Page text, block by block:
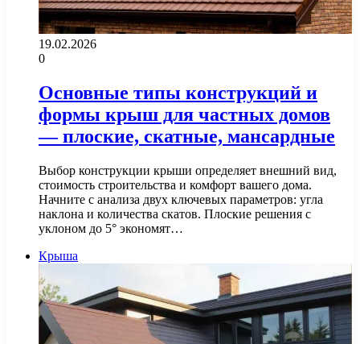
19.02.2026
0
Основные типы конструкций и
формы крыш для частных домов
— плоские, скатные, мансардные
Выбор конструкции крыши определяет внешний вид,
стоимость строительства и комфорт вашего дома.
Начните с анализа двух ключевых параметров: угла
наклона и количества скатов. Плоские решения с
уклоном до 5° экономят…
Крыша